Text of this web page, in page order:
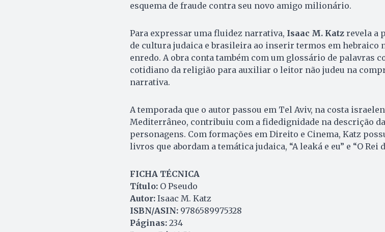
esquema de fraude contra seu novo amigo milionário.
Para expressar uma fluidez narrativa, Isaac M. Katzrevela a
de cultura judaica e brasileira ao inserir termos em hebraico
enredo. A obra conta também com um glossário de palavras
cotidiano da religião para auxiliar o leitor não judeu na
narrativa.
A temporada que o autor passou em Tel Aviv, na costa
Mediterrâneo, contribuiu com a fidedignidade na descrição
personagens. Com formações em Direito e Cinema, Katz
livros que abordam a temática judaica, “A leaká e eu” e “O Rei
FICHA TÉCNICA
Título:O Pseudo
Autor:Isaac M. Katz
ISBN/ASIN:9786589975328
Páginas:234